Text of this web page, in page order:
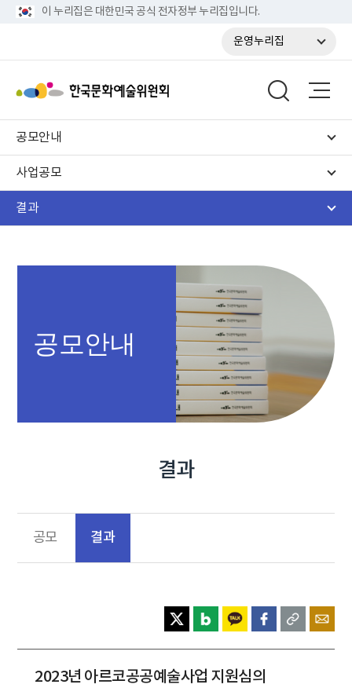
이 누리집은 대한민국 공식 전자정부 누리집입니다.
운영누리집
공모안내
사업공모
결과
공모안내
결과
공모 결과
2023년 아르코공공예술사업 지원심의